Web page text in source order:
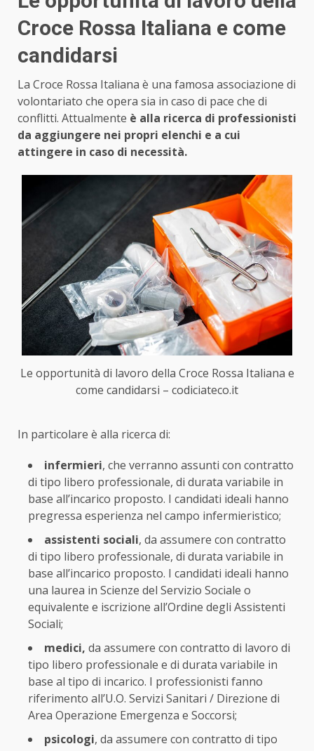
Croce Rossa Italiana e come
candidarsi
La Croce Rossa Italiana è una famosa associazione di
volontariato che opera sia in caso di pace che di
conflitti. Attualmente è alla ricerca di professionisti
da aggiungere nei propri elenchi e a cui
attingere in caso di necessità.
Le opportunità di lavoro della Croce Rossa Italiana e
come candidarsi – codiciateco.it
In particolare è alla ricerca di:
infermieri, che verranno assunti con contratto
di tipo libero professionale, di durata variabile in
base all’incarico proposto. I candidati ideali hanno
pregressa esperienza nel campo infermieristico;
assistenti sociali, da assumere con contratto
di tipo libero professionale, di durata variabile in
base all’incarico proposto. I candidati ideali hanno
una laurea in Scienze del Servizio Sociale o
equivalente e iscrizione all’Ordine degli Assistenti
Sociali;
medici, da assumere con contratto di lavoro di
tipo libero professionale e di durata variabile in
base al tipo di incarico. I professionisti fanno
riferimento all’U.O. Servizi Sanitari / Direzione di
Area Operazione Emergenza e Soccorsi;
psicologi, da assumere con contratto di tipo